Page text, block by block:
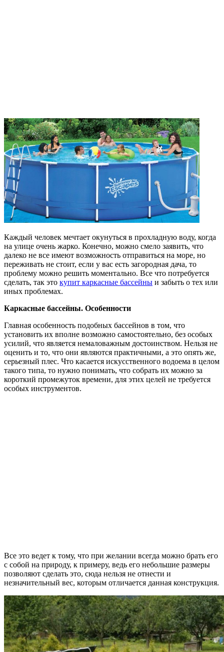
Каждый человек мечтает окунуться в прохладную воду, когда
на улице очень жарко. Конечно, можно смело заявить, что
далеко не все имеют возможность отправиться на море, но
переживать не стоит, если у вас есть загородная дача, то
проблему можно решить моментально. Все что потребуется
сделать, так это купит каркасные бассейны и забыть о тех или
иных проблемах.
Каркасные бассейны. Особенности
Главная особенность подобных бассейнов в том, что
установить их вполне возможно самостоятельно, без особых
усилий, что является немаловажным достоинством. Нельзя не
оценить и то, что они являются практичными, а это опять же,
серьезный плес. Что касается искусственного водоема в целом
такого типа, то нужно понимать, что собрать их можно за
короткий промежуток времени, для этих целей не требуется
особых инструментов.
Все это ведет к тому, что при желании всегда можно брать его
с собой на природу, к примеру, ведь его небольшие размеры
позволяют сделать это, сюда нельзя не отнести и
незначительный вес, которым отличается данная конструкция.